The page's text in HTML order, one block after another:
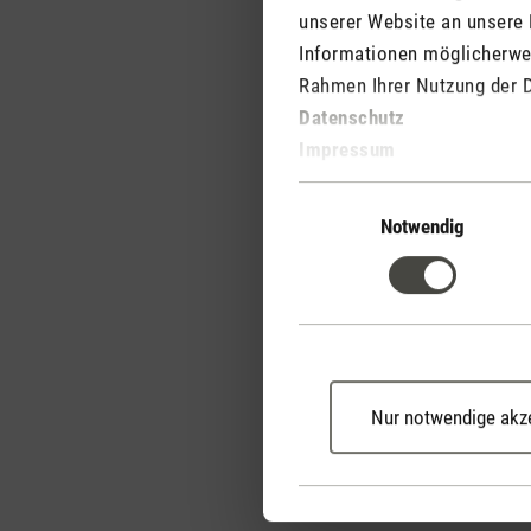
unserer Website an
Informationen
Rahmen Ihrer Nutzung der
Datenschutz
Impressum
Notwendig
Nur notwendige